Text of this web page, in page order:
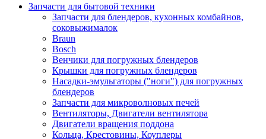
Запчасти для бытовой техники
Запчасти для блендеров, кухонных комбайнов,
соковыжималок
Braun
Bosch
Венчики для погружных блендеров
Крышки для погружных блендеров
Насадки-эмульгаторы ("ноги") для погружных
блендеров
Запчасти для микроволновых печей
Вентиляторы, Двигатели вентилятора
Двигатели вращения поддона
Кольца, Крестовины, Коуплеры